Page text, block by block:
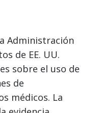
Administración
de EE. UU.
sobre el uso de
de
médicos. La